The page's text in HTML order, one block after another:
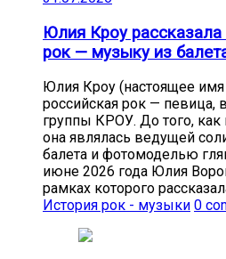
Юлия Кроу
рок — музыку из
Юлия Кроу (настоящее
российская рок — певица,
группы КРОУ. До того,
она являлась ведущей
балета и фотомоделью
июне 2026 года Юлия
рамках которого
История рок - музыки 0